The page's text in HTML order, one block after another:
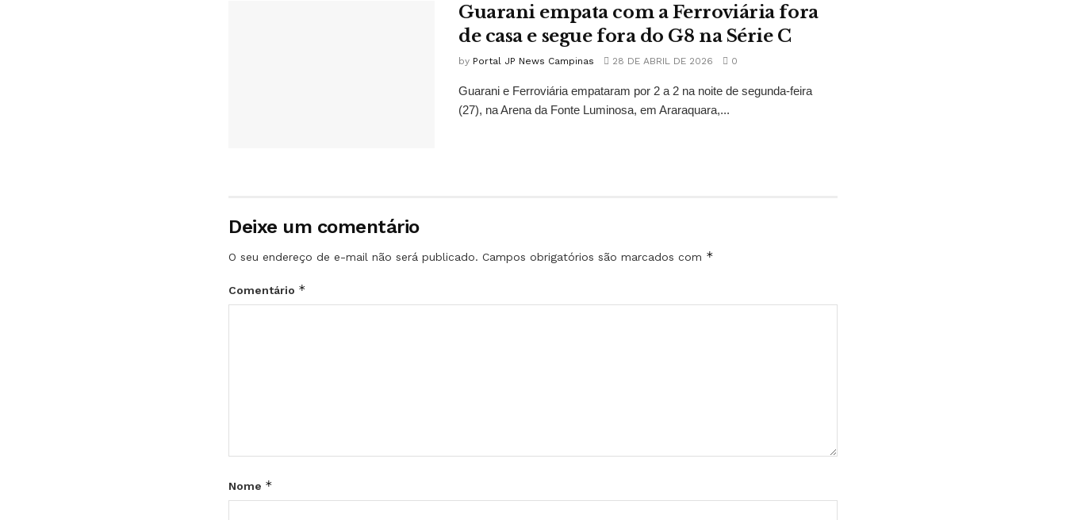
Guarani empata com a Ferroviária fora
de casa e segue fora do G8 na Série C
by Portal JP News Campinas 28 DE ABRIL DE 2026 0
Guarani e Ferroviária empataram por 2 a 2 na noite de segunda-feira
(27), na Arena da Fonte Luminosa, em Araraquara,...
Deixe um comentário
O seu endereço de e-mail não será publicado. Campos obrigatórios são marcados com *
Comentário *
Nome *